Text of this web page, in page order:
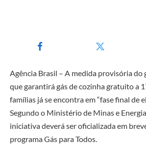
Agência Brasil – A medida provisória do
que garantirá gás de cozinha gratuito a
famílias já se encontra em “fase final de
Segundo o Ministério de Minas e
iniciativa deverá ser oficializada em
programa Gás para Todos.